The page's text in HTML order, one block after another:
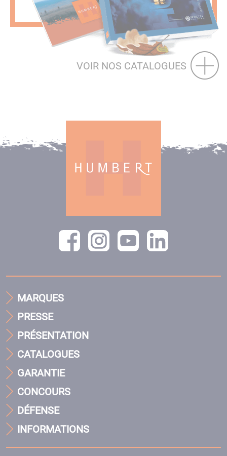
VOIR NOS CATALOGUES
MARQUES
PRESSE
PRÉSENTATION
CATALOGUES
GARANTIE
CONCOURS
DÉFENSE
INFORMATIONS